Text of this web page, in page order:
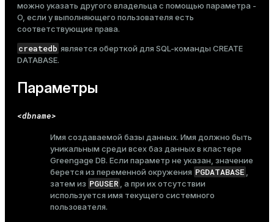
можно указать другого владельца с помощью параметра -
O, если у выполняющего пользователя есть
соответствующие права.
createdb является оберткой для SQL-команды CREATE
DATABASE.
Параметры
<dbname>
Имя создаваемой базы данных. Имя должно быть
уникальным среди всех баз данных в кластере
Greengage DB. Если параметр не указан, значение
берется из переменной окружения PGDATABASE ,
затем из PGUSER , а при их отсутствии
используется имя текущего системного
пользователя.